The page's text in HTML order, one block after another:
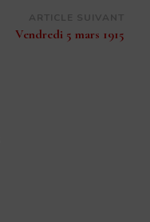
Vendredi 5 mars 1915